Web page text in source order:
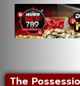
The